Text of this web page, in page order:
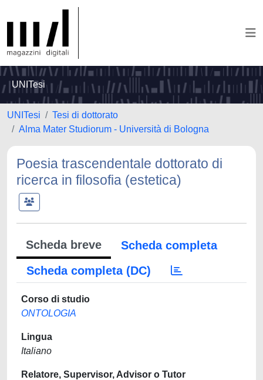
UNITesi
UNITesi
Tesi di dottorato
Alma Mater Studiorum - Università di Bologna
Poesia trascendentale dottorato di
ricerca in filosofia (estetica)
Scheda breve
Scheda completa
Scheda completa (DC)
Corso di studio
ONTOLOGIA
Lingua
Italiano
Relatore, Supervisor, Advisor o Tutor